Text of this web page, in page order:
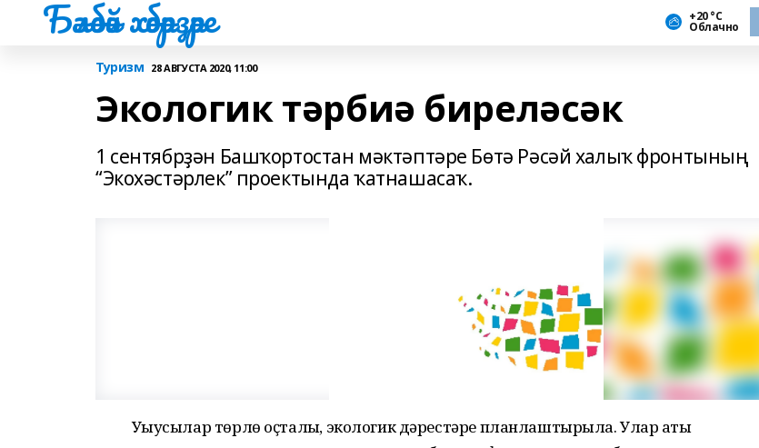
Бәләбәй хәбәрҙәре +20 °С
Облачно
Туризм 28 АВГУСТА 2020, 11:00
Экологик тәрбиә биреләсәк
1 сентябрҙəн Башҡортостан мəктəптəре Бөтə Рəсəй халыҡ фронтының
“Экохəстəрлек” проектында ҡатнашасаҡ.
Уҡыусылар төрлө оҫталыҡ, экологик дəрестəре планлаштырыла. Улар ҡаты